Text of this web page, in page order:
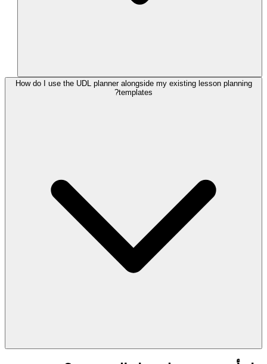
How do I use the UDL planner alongside my existing lesson planning
templates?